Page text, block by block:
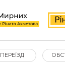
ПЕРЕЇЗД